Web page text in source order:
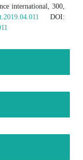
international, 300,
DOI: